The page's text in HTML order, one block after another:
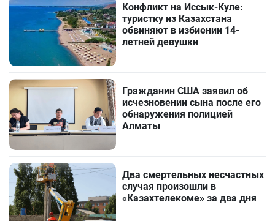
Конфликт на Иссык-Куле:
туристку из Казахстана
обвиняют в избиении 14-
летней девушки
Гражданин США заявил об
исчезновении сына после его
обнаружения полицией
Алматы
Два смертельных несчастных
случая произошли в
«Казахтелекоме» за два дня